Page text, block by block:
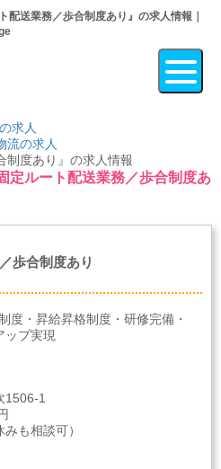
送業務／歩合制度あり』の求人情報｜
求人
流の求人
制度あり』の求人情報
定ルート配送業務／歩合制度あ
歩合制度あり
度・昇給昇格制度・研修完備・
ップ実現
1506-1
も相談可）